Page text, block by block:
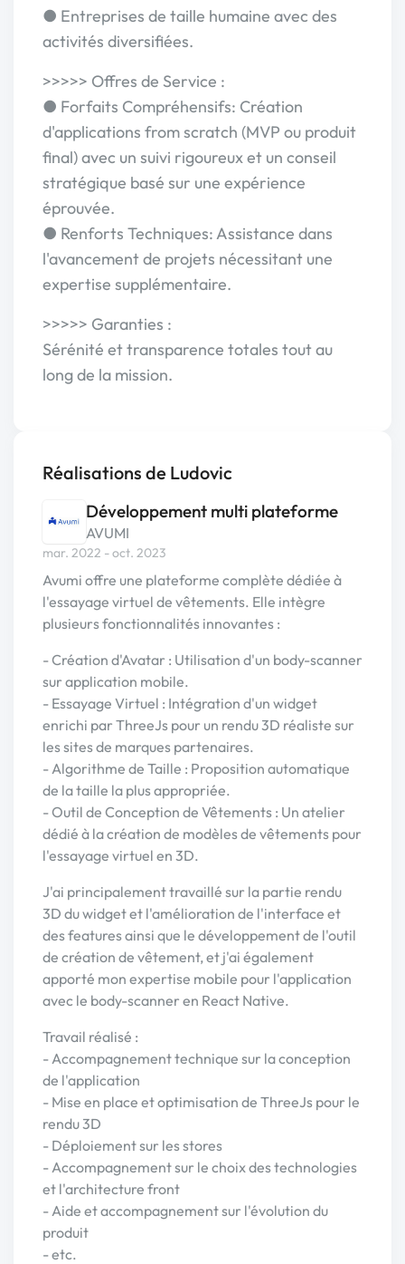
● Entreprises de taille humaine avec des
activités diversifiées.
>>>>> Offres de Service :
● Forfaits Compréhensifs: Création
d'applications from scratch (MVP ou produit
final) avec un suivi rigoureux et un conseil
stratégique basé sur une expérience
éprouvée.
● Renforts Techniques: Assistance dans
l'avancement de projets nécessitant une
expertise supplémentaire.
>>>>> Garanties :
Sérénité et transparence totales tout au
long de la mission.
Réalisations de Ludovic
Développement multi plateforme
AVUMI
mar. 2022 - oct. 2023
Avumi offre une plateforme complète dédiée à
l'essayage virtuel de vêtements. Elle intègre
plusieurs fonctionnalités innovantes :
- Création d'Avatar : Utilisation d'un body-scanner
sur application mobile.
- Essayage Virtuel : Intégration d'un widget
enrichi par ThreeJs pour un rendu 3D réaliste sur
les sites de marques partenaires.
- Algorithme de Taille : Proposition automatique
de la taille la plus appropriée.
- Outil de Conception de Vêtements : Un atelier
dédié à la création de modèles de vêtements pour
l'essayage virtuel en 3D.
J'ai principalement travaillé sur la partie rendu
3D du widget et l'amélioration de l'interface et
des features ainsi que le développement de l'outil
de création de vêtement, et j'ai également
apporté mon expertise mobile pour l'application
avec le body-scanner en React Native.
Travail réalisé :
- Accompagnement technique sur la conception
de l'application
- Mise en place et optimisation de ThreeJs pour le
rendu 3D
- Déploiement sur les stores
- Accompagnement sur le choix des technologies
et l'architecture front
- Aide et accompagnement sur l'évolution du
produit
- etc.